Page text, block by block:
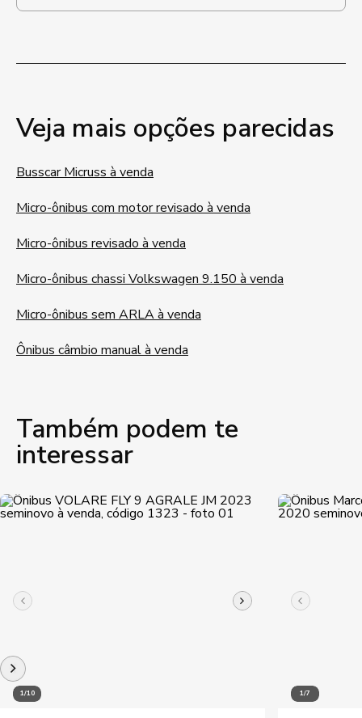
Veja mais opções parecidas
Busscar Micruss à venda
Micro-ônibus com motor revisado à venda
Micro-ônibus revisado à venda
Micro-ônibus chassi Volkswagen 9.150 à venda
Micro-ônibus sem ARLA à venda
Ônibus câmbio manual à venda
Também podem te
interessar
1/10 1/7